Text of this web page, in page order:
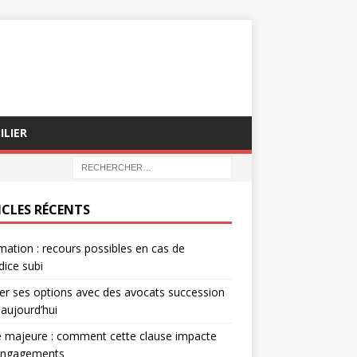
RÉCENTS
: recours possibles en cas de
subi
ses options avec des avocats succession
majeure : comment cette clause impacte